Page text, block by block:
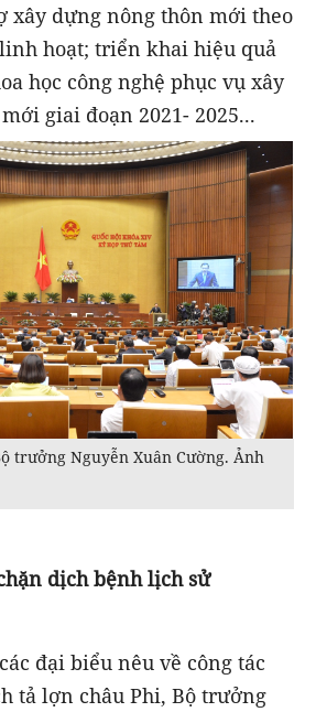
xây dựng nông thôn mới theo
hoạt; triển khai hiệu quả
học công nghệ phục vụ xây
giai đoạn 2021- 2025...
trưởng Nguyễn Xuân Cường. Ảnh
dịch bệnh lịch sử
đại biểu nêu về công tác
tả lợn châu Phi, Bộ trưởng